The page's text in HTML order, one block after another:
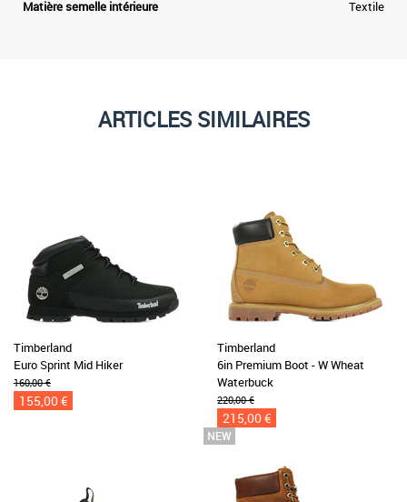
Matière semelle intérieure Textile
ARTICLES SIMILAIRES
Timberland
Euro Sprint Mid Hiker
160,00 €
155,00 €
Timberland
6in Premium Boot - W Wheat
Waterbuck
220,00 €
215,00 €